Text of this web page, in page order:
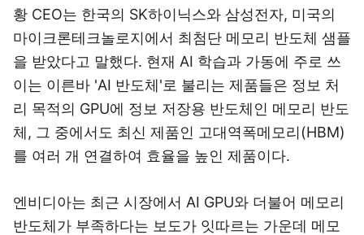
황 CEO는 한국의 SK하이닉스와 삼성전자, 미국의
마이크론테크놀로지에서 최첨단 메모리 반도체 샘플
을 받았다고 말했다. 현재 AI 학습과 가동에 주로 쓰
이는 이른바 'AI 반도체'로 불리는 제품들은 정보 처
리 목적의 GPU에 정보 저장용 반도체인 메모리 반도
체, 그 중에서도 최신 제품인 고대역폭메모리(HBM)
를 여러 개 연결하여 효율을 높인 제품이다.
엔비디아는 최근 시장에서 AI GPU와 더불어 메모리
반도체가 부족하다는 보도가 잇따르는 가운데 메모